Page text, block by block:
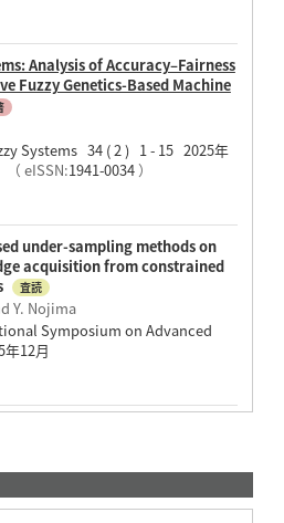
Analysis of Accuracy–Fairness
Fuzzy Genetics-Based Machine
Systems 34 ( 2 ) 1 - 15 2025年
（ eISSN:1941-0034）
under-sampling methods on
acquisition from constrained
査読
Y. Nojima
Symposium on Advanced
12月